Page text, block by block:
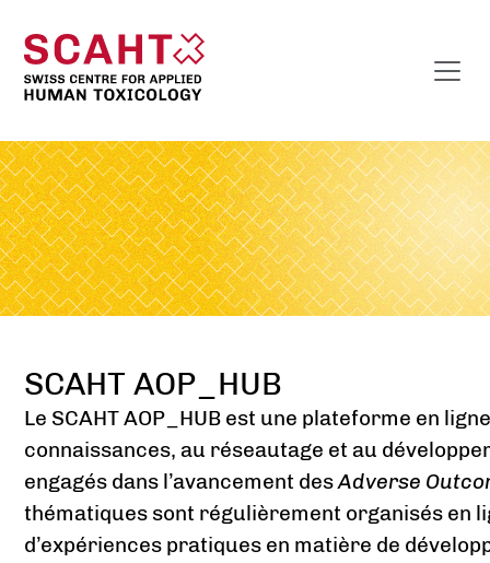
SCAHT AOP_HUB
Le SCAHT AOP_HUB est une plateforme en
connaissances, au réseautage et au
engagés dans l’avancement desAdverse
thématiques sont régulièrement organisés en
d’expériences pratiques en matière de